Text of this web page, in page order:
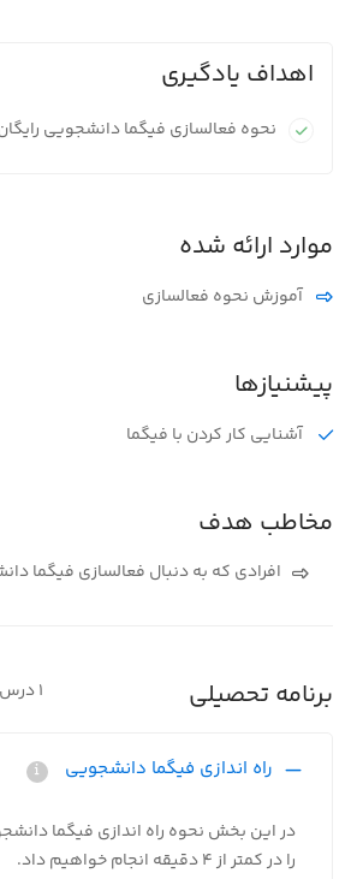
اهداف یادگیری
نحوه فعالسازی فیگما دانشجویی
موارد ارائه شده
آموزش نحوه فعالسازی
پیشنیازها
آشنایی کار کردن با فیگما
مخاطب هدف
افرادی که به دنبال فعالسازی فیگما
برنامه تحصیلی 1 درس
راه اندازی فیگما دانشجویی
را در کمتر از 4 دقیقه انجام خواهیم داد.